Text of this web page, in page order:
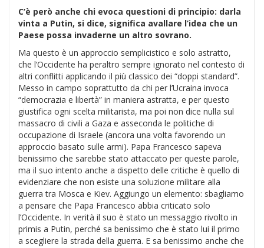
C’è però anche chi evoca questioni di principio: darla
vinta a Putin, si dice, significa avallare l’idea che un
Paese possa invaderne un altro sovrano.
Ma questo è un approccio semplicistico e solo astratto,
che l’Occidente ha peraltro sempre ignorato nel contesto di
altri conflitti applicando il più classico dei “doppi standard”.
Messo in campo soprattutto da chi per l’Ucraina invoca
“democrazia e libertà” in maniera astratta, e per questo
giustifica ogni scelta militarista, ma poi non dice nulla sul
massacro di civili a Gaza e asseconda le politiche di
occupazione di Israele (ancora una volta favorendo un
approccio basato sulle armi). Papa Francesco sapeva
benissimo che sarebbe stato attaccato per queste parole,
ma il suo intento anche a dispetto delle critiche è quello di
evidenziare che non esiste una soluzione militare alla
guerra tra Mosca e Kiev. Aggiungo un elemento: sbagliamo
a pensare che Papa Francesco abbia criticato solo
l’Occidente. In verità il suo è stato un messaggio rivolto in
primis a Putin, perché sa benissimo che è stato lui il primo
a scegliere la strada della guerra. E sa benissimo anche che